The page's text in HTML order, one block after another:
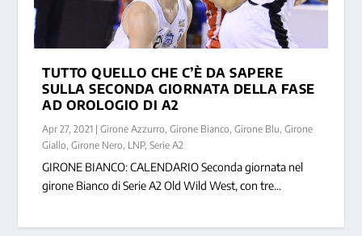
TUTTO QUELLO CHE C’È DA SAPERE
SULLA SECONDA GIORNATA DELLA FASE
AD OROLOGIO DI A2
Apr 27, 2021 |Girone Azzurro ,Girone Bianco ,Girone Blu ,Girone
Giallo ,Girone Nero LNP,Serie A2
GIRONE BIANCO: CALENDARIO Seconda giornata nel
girone Bianco di Serie A2 Old Wild West, con tre...